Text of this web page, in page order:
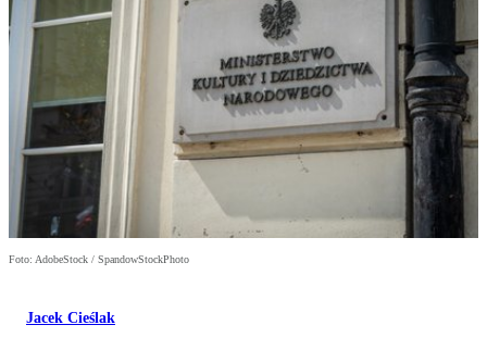
Foto: AdobeStock / SpandowStockPhoto
Jacek Cieślak